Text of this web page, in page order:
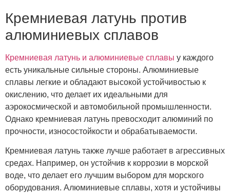
Кремниевая латунь против
алюминиевых сплавов
Кремниевая латунь и алюминиевые сплавы у каждого
есть уникальные сильные стороны. Алюминиевые
сплавы легкие и обладают высокой устойчивостью к
окислению, что делает их идеальными для
аэрокосмической и автомобильной промышленности.
Однако кремниевая латунь превосходит алюминий по
прочности, износостойкости и обрабатываемости.
Кремниевая латунь также лучше работает в агрессивных
средах. Например, он устойчив к коррозии в морской
воде, что делает его лучшим выбором для морского
оборудования. Алюминиевые сплавы, хотя и устойчивы